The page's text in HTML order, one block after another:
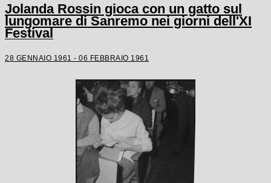
Jolanda Rossin gioca con un gatto sul
lungomare di Sanremo nei giorni dell'XI
Festival
28 GENNAIO 1961 - 06 FEBBRAIO 1961